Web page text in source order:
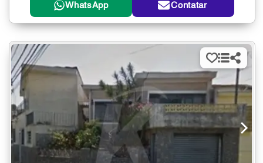
WhatsApp Contatar